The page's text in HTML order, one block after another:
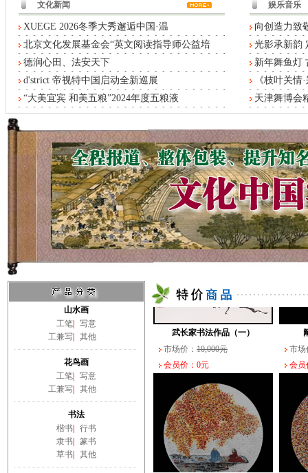
文化新闻
XUEGE 2026冬季大秀邂逅中国·温
北京文化发展基金会“英文阅读指导师公益培
德润心田、法安天下
d'strict 帝视特中国启动全新巡展
“大美宜宾 和美五粮”2024年度五粮液
娱乐音乐
向创造力致
光影承新韵
新年舞鱼灯
《枝叶关
天津舞博会
山水画
工笔|
写意
工兼写| 其他
花鸟画
工笔|
写意
工兼写| 其他
书法
楷书
行书
隶书
篆书
草书
其他
阚玉敏围棋书画--纹
市场价： 1,800元
会员价：0元
市
会